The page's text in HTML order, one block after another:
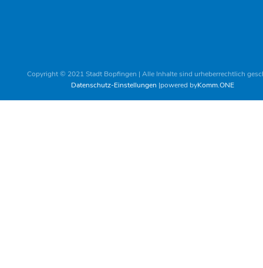
Copyright © 2021 Stadt Bopfingen | Alle Inhalte sind urheberrechtlich
Datenschutz-Einstellungen powered byKomm.ONE